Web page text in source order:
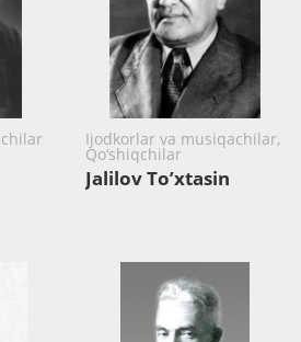
Ijodkorlar va musiqachilar,
Qo‘shiqchilar
Jalilov To’xtasin